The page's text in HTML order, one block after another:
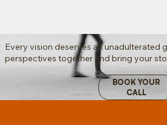
Every vision deserves an unadulterated
perspectives together and bring your
BOOK YOUR
CALL